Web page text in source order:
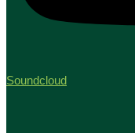
Soundcloud